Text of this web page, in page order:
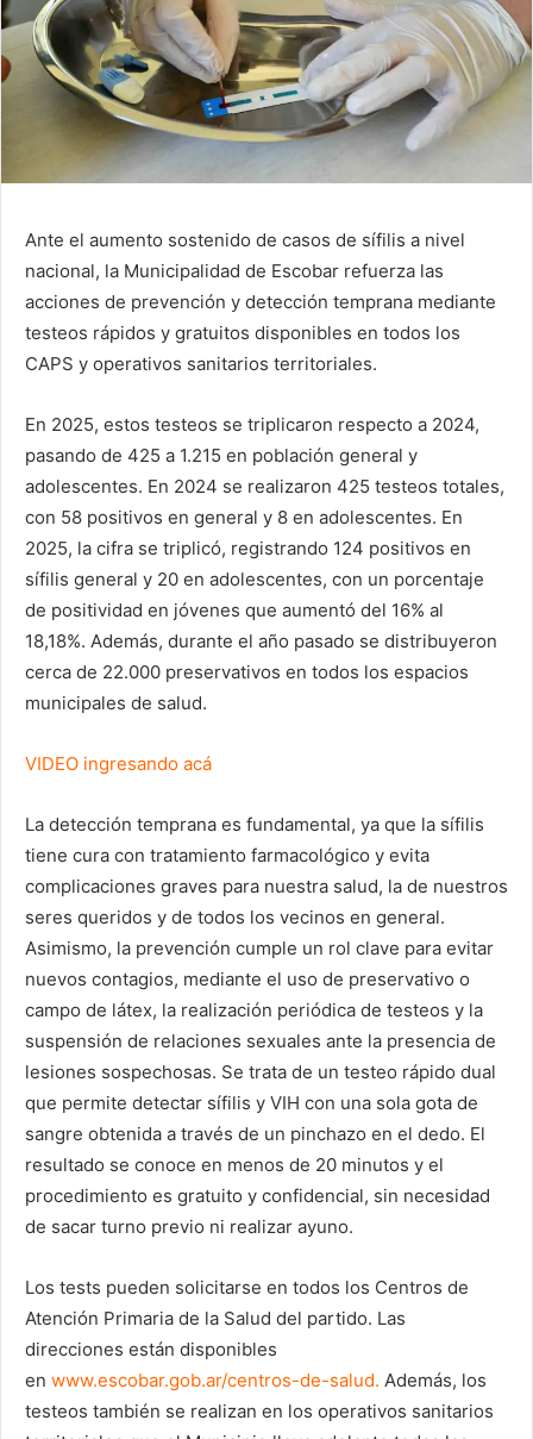
Ante el aumento sostenido de casos de sífilis a nivel
nacional, la Municipalidad de Escobar refuerza las
acciones de prevención y detección temprana mediante
testeos rápidos y gratuitos disponibles en todos los
CAPS y operativos sanitarios territoriales.
En 2025, estos testeos se triplicaron respecto a 2024,
pasando de 425 a 1.215 en población general y
adolescentes. En 2024 se realizaron 425 testeos totales,
con 58 positivos en general y 8 en adolescentes. En
2025, la cifra se triplicó, registrando 124 positivos en
sífilis general y 20 en adolescentes, con un porcentaje
de positividad en jóvenes que aumentó del 16% al
18,18%. Además, durante el año pasado se distribuyeron
cerca de 22.000 preservativos en todos los espacios
municipales de salud.
VIDEO ingresando acá
La detección temprana es fundamental, ya que la sífilis
tiene cura con tratamiento farmacológico y evita
complicaciones graves para nuestra salud, la de nuestros
seres queridos y de todos los vecinos en general.
Asimismo, la prevención cumple un rol clave para evitar
nuevos contagios, mediante el uso de preservativo o
campo de látex, la realización periódica de testeos y la
suspensión de relaciones sexuales ante la presencia de
lesiones sospechosas. Se trata de un testeo rápido dual
que permite detectar sífilis y VIH con una sola gota de
sangre obtenida a través de un pinchazo en el dedo. El
resultado se conoce en menos de 20 minutos y el
procedimiento es gratuito y confidencial, sin necesidad
de sacar turno previo ni realizar ayuno.
Los tests pueden solicitarse en todos los Centros de
Atención Primaria de la Salud del partido. Las
direcciones están disponibles
en www.escobar.gob.ar/centros-de-salud. Además, los
testeos también se realizan en los operativos sanitarios